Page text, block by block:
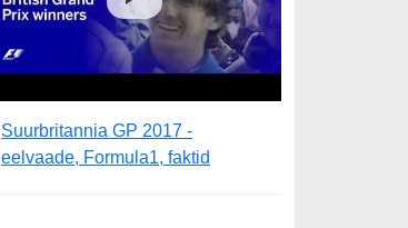
Suurbritannia GP 2017 -
eelvaade, Formula1, faktid